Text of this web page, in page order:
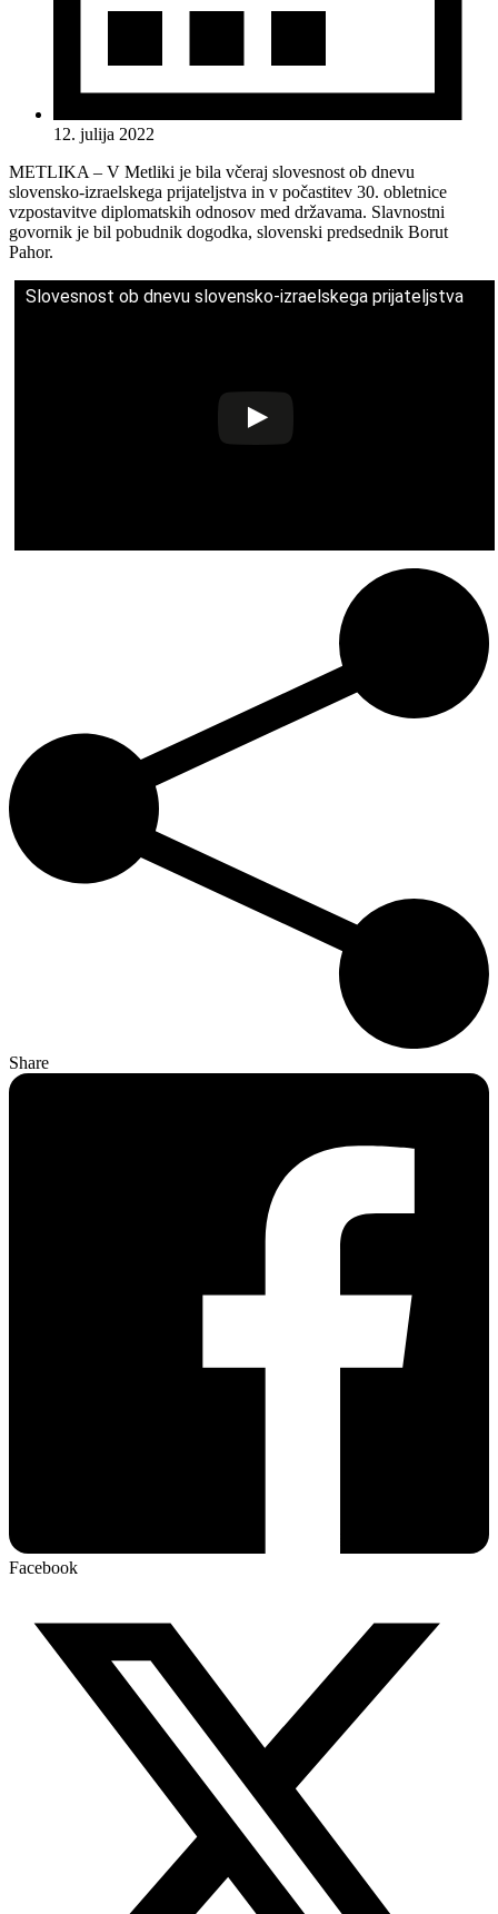
12. julija 2022
METLIKA – V Metliki je bila včeraj slovesnost ob dnevu
slovensko-izraelskega prijateljstva in v počastitev 30. obletnice
vzpostavitve diplomatskih odnosov med državama. Slavnostni
govornik je bil pobudnik dogodka, slovenski predsednik Borut
Pahor.
Slovesnost ob dnevu slovensko-izraelskega prijateljstva
Share
Facebook